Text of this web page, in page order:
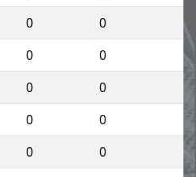
0
0
0
0
0
0
0
0
0
0